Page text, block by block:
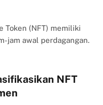
Token (NFT) memiliki
jam awal perdagangan.
NFT